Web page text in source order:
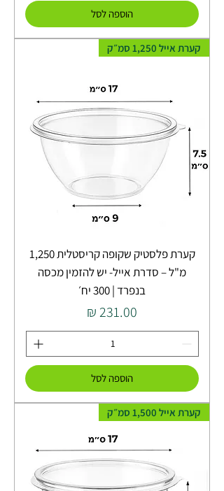
הוספה לסל
קערת אייל 1,250 סמ״ק
קערת פלסטיק שקופה קריסטלית 1,250
מ"ל – סדרת אייל- יש להזמין מכסה
בנפרד | 300 יח׳
מחיר
הוספה לסל
קערת אייל 1,500 סמ״ק